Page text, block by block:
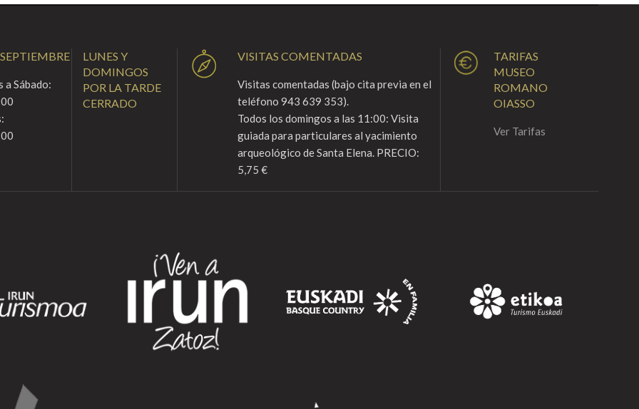
a Sábado:
LUNES Y
DOMINGOS
POR LA TARDE
CERRADO
VISITAS COMENTADAS
Visitas comentadas (bajo cita previa en el
teléfono 943 639 353).
Todos los domingos a las 11:00: Visita
guiada para particulares al yacimiento
arqueológico de Santa Elena. PRECIO:
5,75 €
TARIFAS
MUSEO
ROMANO
OIASSO
Ver Tarifas